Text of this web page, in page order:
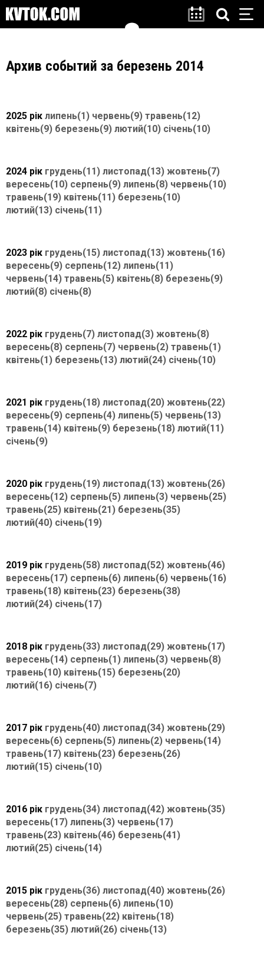
Архив событий за березень 2014
2025 рік липень(1) червень(9) травень(12)
квітень(9) березень(9) лютий(10) січень(10)
2024 рік грудень(11) листопад(13) жовтень(7)
вересень(10) серпень(9) липень(8) червень(10)
травень(19) квітень(11) березень(10)
лютий(13) січень(11)
2023 рік грудень(15) листопад(13) жовтень(16)
вересень(9) серпень(12) липень(11)
червень(14) травень(5) квітень(8) березень(9)
лютий(8) січень(8)
2022 рік грудень(7) листопад(3) жовтень(8)
вересень(8) серпень(7) червень(2) травень(1)
квітень(1) березень(13) лютий(24) січень(10)
2021 рік грудень(18) листопад(20) жовтень(22)
вересень(9) серпень(4) липень(5) червень(13)
травень(14) квітень(9) березень(18) лютий(11)
січень(9)
2020 рік грудень(19) листопад(13) жовтень(26)
вересень(12) серпень(5) липень(3) червень(25)
травень(25) квітень(21) березень(35)
лютий(40) січень(19)
2019 рік грудень(58) листопад(52) жовтень(46)
вересень(17) серпень(6) липень(6) червень(16)
травень(18) квітень(23) березень(38)
лютий(24) січень(17)
2018 рік грудень(33) листопад(29) жовтень(17)
вересень(14) серпень(1) липень(3) червень(8)
травень(10) квітень(15) березень(20)
лютий(16) січень(7)
2017 рік грудень(40) листопад(34) жовтень(29)
вересень(6) серпень(5) липень(2) червень(14)
травень(17) квітень(23) березень(26)
лютий(15) січень(10)
2016 рік грудень(34) листопад(42) жовтень(35)
вересень(17) липень(3) червень(17)
травень(23) квітень(46) березень(41)
лютий(25) січень(14)
2015 рік грудень(36) листопад(40) жовтень(26)
вересень(28) серпень(6) липень(10)
червень(25) травень(22) квітень(18)
березень(35) лютий(26) січень(13)